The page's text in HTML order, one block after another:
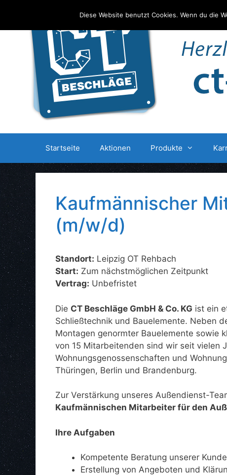
springen
Startseite Aktionen Produkte
Kaufmännischer
(m/w/d)
Standort: Leipzig OT Rehbach
Start: Zum nächstmöglichen Zeitpunkt
Vertrag: Unbefristet
Die CT Beschläge GmbH & Co. KG ist ein
Schließtechnik und Bauelemente. Neben
Montagen genormter Bauelemente sowie
von 15 Mitarbeitenden sind wir seit vielen
Wohnungsgenossenschaften und
Thüringen, Berlin und Brandenburg.
Zur Verstärkung unseres Außendienst-
Kaufmännischen Mitarbeiter für den
Ihre Aufgaben
Kompetente Beratung unserer
Erstellung von Angeboten und
Diese Website benutzt Cookies. Wenn du die